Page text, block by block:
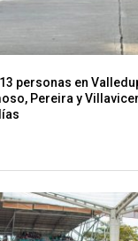
personas en
Pereira y